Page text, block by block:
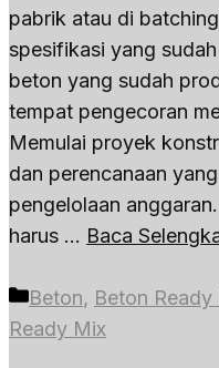
pabrik atau di
spesifikasi yang
beton yang sudah
tempat pengecoran
Memulai proyek
dan perencanaan
pengelolaan
harus … Baca
Kategori
Beton, Beton Ready
Ready Mix